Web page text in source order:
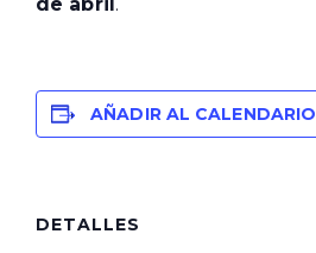
AÑADIR AL CALENDARIO
DETALLES